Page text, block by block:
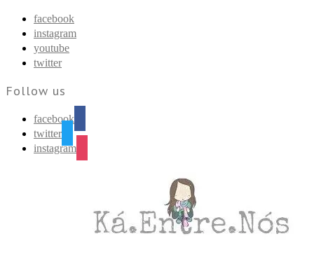
facebook
instagram
youtube
twitter
Follow us
facebook
twitter
instagram